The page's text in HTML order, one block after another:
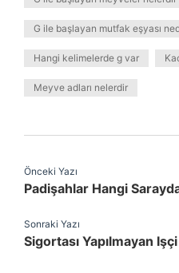
G ile başlayan mutfak eşyası
Hangi kelimelerde g var
Meyve adları nelerdir
Önceki Yazı
Padişahlar Hangi
Sonraki Yazı
Sigortası Yapılmayan